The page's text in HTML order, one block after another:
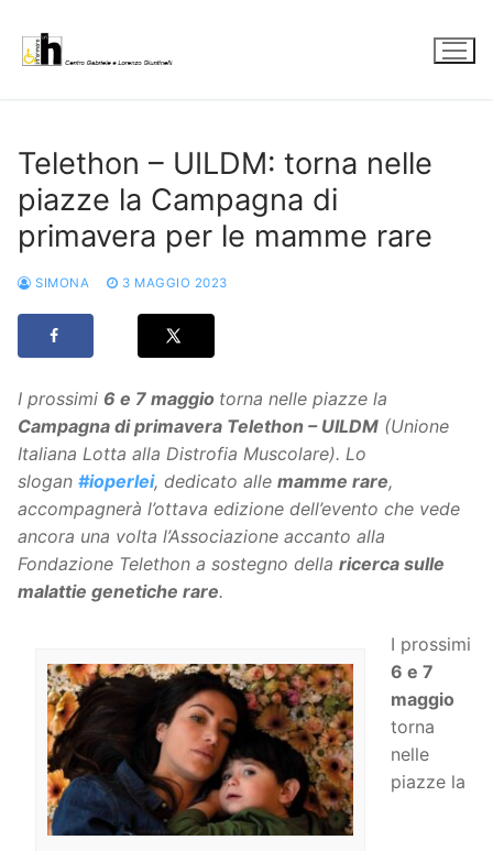
contenuto
Telethon – UILDM: torna nelle
piazze la Campagna di
primavera per le mamme rare
SIMONA 3 MAGGIO 2023
I prossimi 6 e 7 maggio torna nelle piazze la
Campagna di primavera Telethon – UILDM (Unione
Italiana Lotta alla Distrofia Muscolare). Lo
slogan #ioperlei, dedicato alle mamme rare,
accompagnerà l’ottava edizione dell’evento che vede
ancora una volta l’Associazione accanto alla
Fondazione Telethon a sostegno della ricerca sulle
malattie genetiche rare.
I prossimi
6 e 7
maggio
torna
nelle
piazze la